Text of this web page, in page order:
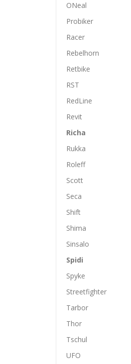
ONeal
Probiker
Racer
Rebelhorn
Retbike
RST
RedLine
Revit
Richa
Rukka
Roleff
Scott
Seca
Shift
Shima
Sinsalo
Spidi
Spyke
Streetfighter
Tarbor
Thor
Tschul
UFO